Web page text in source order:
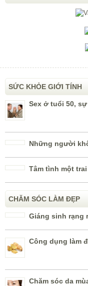
SỨC KHỎE GIỚI TÍNH
Sex ở tuổi 50,
Những người
Tâm tình một
CHĂM SÓC LÀM ĐẸP
Giáng sinh rạng
Công dụng làm
Chăm sóc da